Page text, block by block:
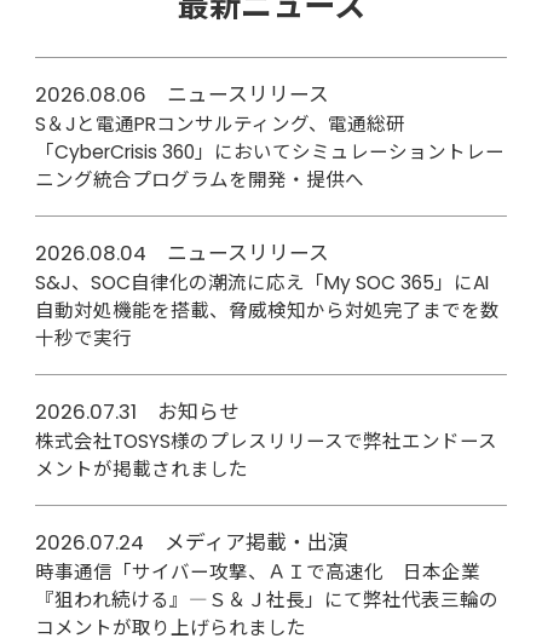
2026.08.06 ニュースリリース
S＆Jと電通PRコンサルティング、電通総研
「CyberCrisis 360」においてシミュレーショントレー
ニング統合プログラムを開発・提供へ
2026.08.04 ニュースリリース
S&J、SOC自律化の潮流に応え「My SOC 365」にAI
自動対処機能を搭載、脅威検知から対処完了までを数
十秒で実行
2026.07.31 お知らせ
株式会社TOSYS様のプレスリリースで弊社エンドース
メントが掲載されました
2026.07.24 メディア掲載・出演
時事通信「サイバー攻撃、ＡＩで高速化 日本企業
『狙われ続ける』―Ｓ＆Ｊ社長」にて弊社代表三輪の
コメントが取り上げられました